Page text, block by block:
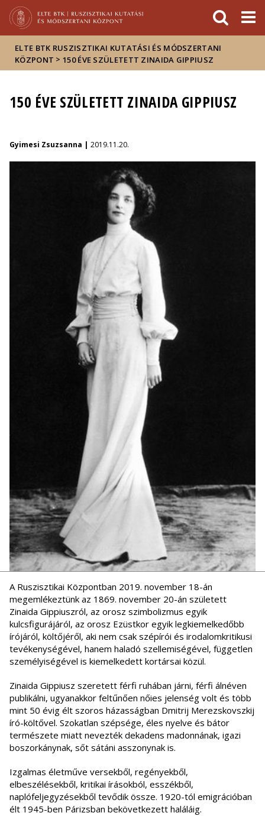
Hírek
Események
ELTE a
sajtóban
ELTE BTK RUSZISZTIKAI KUTATÁSI ÉS MÓDSZERTANI
KÖZPONT >150 ÉVE SZÜLETETT ZINAIDA GIPPIUSZ
150 ÉVE SZÜLETETT ZINAIDA GIPPIUSZ
Gyimesi Zsuzsanna | 2019.11.20.
A Ruszisztikai Központban 2019. november 18-án
megemlékeztünk az 1869. november 20-án született
Zinaida Gippiuszról, az orosz szimbolizmus egyik
kulcsfigurájáról, az orosz Ezüstkor egyik legkiemelkedőbb
írójáról, költőjéről, aki nem csak szépírói és irodalomkritikusi
tevékenységével, hanem haladó szellemiségével, független
személyiségével is kiemelkedett kortársai közül.
Zinaida Gippiusz szeretett férfi ruhában járni, férfi álnéven
publikálni, ugyanakkor feltűnően nőies jelenség volt és több
mint 50 évig élt szoros házasságban Dmitrij Merezskovszkij
író-költővel. Szokatlan szépsége, éles nyelve és bátor
természete miatt nevezték dekadens madonnának, igazi
boszorkánynak, sőt sátáni asszonynak is.
Izgalmas életműve versekből, regényekből,
elbeszélésekből, kritikai írásokból, esszékből,
naplófeljegyzésekből tevődik össze. 1920-tól emigrációban
élt 1945-ben Párizsban bekövetkezett haláláig.